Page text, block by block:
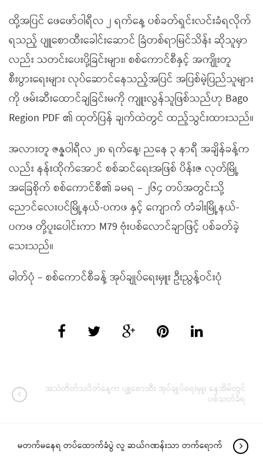
ထို့အပြင် ဖေဖော်ဝါရီလ ၂ ရက်နေ့ ပစ်ခတ်ရှင်းလင်းခံရလိုက်
ရသည့် ပျူစောထီးခေါင်းဆောင် ခြံတစ်ရာမြင်သိန်း ဆိုသူမှာ
လည်း သတင်းပေးပို့ခြင်းများ၊ စစ်ကောင်စီနှင့် အကျိုးတူ
စီးပွားရေးများ လုပ်ဆောင်နေသည့်အပြင် အပြစ်မဲ့ပြည်သူများ
ကို ဖမ်းဆီးထောင်ချခြင်းမကို ကျူးလွန်သူဖြစ်သည်ဟု Bago
Region PDF ၏ ထုတ်ပြန် ချက်ထဲတွင် ထည့်သွင်းထားသည်။
အလားတူ ဇန္နဝါရီလ ၂၈ ရက်နေ့၊ ညနေ ၃ နာရီ အချိန်ခန့်က
လည်း နန်းထိုက်အောင် စစ်ဆင်ရေးအဖြစ် ပိန်းဇ လုတ်မြို့
အခြေစိုက် စစ်ကောင်စီ၏ ခမရ – ၂၆၄ တပ်အတွင်းသို့
ညောင်လေးပင်မြို့နယ်-ပကဖ နှင့် ကျောက် တံခါးမြို့နယ်-
ပကဖ တို့ပူးပေါင်းကာ M79 ဗုံးပစ်လောင်ချာဖြင့် ပစ်ခတ်ခဲ့
သေးသည်။
ဓါတ်ပုံ – စစ်ကောင်စီခန့် အုပ်ချုပ်ရေးမှူး ဦးညွန့်ဝင်းပုံ
အသံတိတ်သပိတ်နေ့က ပျူစောထီး အုပ်ချုပ်ရေးမှူး နေအိမ်တွင်
ပစ်သတ်ခံရ
မတက်မနေရ တပ်ထောက်ခံပွဲ လူ ဆယ်ဂဏန်းသာ တက်ရောက်